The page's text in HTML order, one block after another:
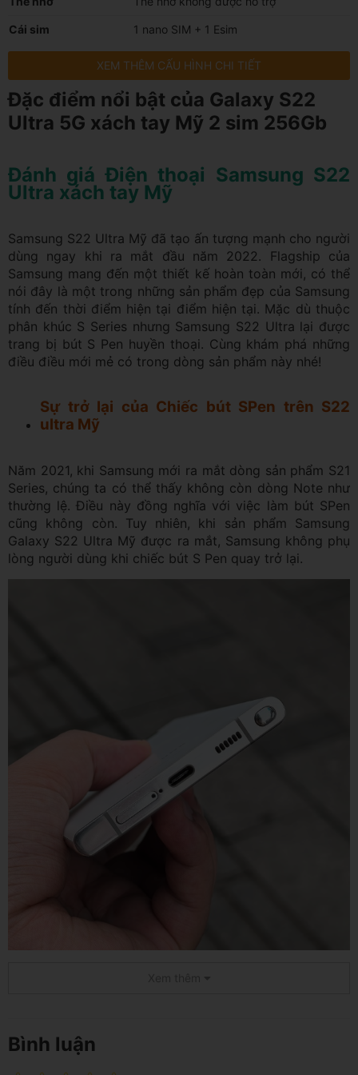
Cái sim 1 nano SIM + 1 Esim
XEM THÊM CẤU HÌNH CHI TIẾT
Đặc điểm nổi bật của Galaxy S22
Ultra 5G xách tay Mỹ 2 sim 256Gb
Đánh giá Điện thoại Samsung S22
Ultra xách tay Mỹ
Samsung S22 Ultra Mỹ đã tạo ấn tượng mạnh cho người
dùng ngay khi ra mắt đầu năm 2022. Flagship của
Samsung mang đến một thiết kế hoàn toàn mới, có thể
nói đây là một trong những sản phẩm đẹp của Samsung
tính đến thời điểm hiện tại điểm hiện tại. Mặc dù thuộc
phân khúc S Series nhưng Samsung S22 Ultra lại được
trang bị bút S Pen huyền thoại. Cùng khám phá những
điều điều mới mẻ có trong dòng sản phẩm này nhé!
Sự trở lại của Chiếc bút SPen trên S22
ultra Mỹ
Năm 2021, khi Samsung mới ra mắt dòng sản phẩm S21
Series, chúng ta có thể thấy không còn dòng Note như
thường lệ. Điều này đồng nghĩa với việc làm bút SPen
cũng không còn. Tuy nhiên, khi sản phẩm Samsung
Galaxy S22 Ultra Mỹ được ra mắt, Samsung không phụ
lòng người dùng khi chiếc bút S Pen quay trở lại.
Sự kiện này đánh dấu sản phẩm S Series chính thức lần
Bình luận